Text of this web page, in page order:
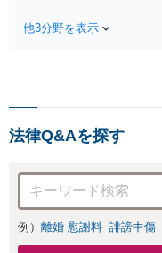
他3分野を表示
法律Q&Aを探す
例） 離婚 慰謝料 誹謗中傷